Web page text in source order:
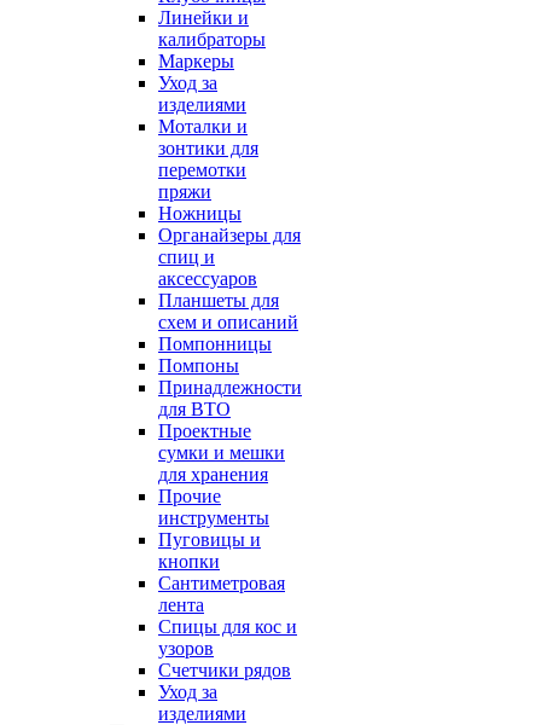
Линейки и
калибраторы
Маркеры
Уход за
изделиями
Моталки и
зонтики для
перемотки
пряжи
Ножницы
Органайзеры для
спиц и
аксессуаров
Планшеты для
схем и описаний
Помпонницы
Помпоны
Принадлежности
для ВТО
Проектные
сумки и мешки
для хранения
Прочие
инструменты
Пуговицы и
кнопки
Сантиметровая
лента
Спицы для кос и
узоров
Счетчики рядов
Уход за
изделиями